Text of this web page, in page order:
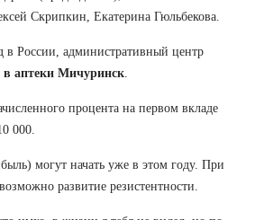
Скрипкин, Екатерина Гюльбекова.
России, административный центр
в аптеки Мичуринск
процента на первом вкладе
000.
могут начать уже в этом году. При
развитие резистентности.